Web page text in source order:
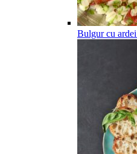
Bulgur cu